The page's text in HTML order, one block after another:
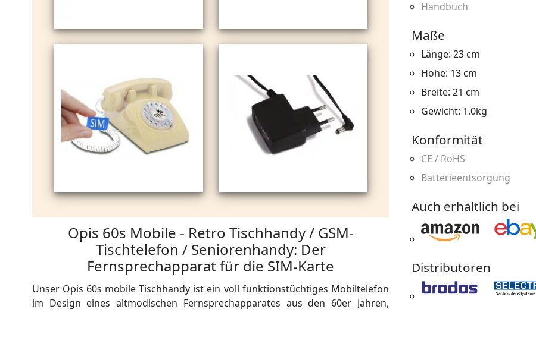
Opis 60s Mobile - Retro Tischhandy / GSM-
Tischtelefon / Seniorenhandy: Der
Fernsprechapparat für die SIM-Karte
Unser Opis 60s mobile Tischhandy ist ein voll funktionstüchtiges Mobiltelefon
im Design eines altmodischen Fernsprechapparates aus den 60er Jahren,
Handbuch
Maße
Länge: 23 cm
Höhe: 13 cm
Breite: 21 cm
Gewicht: 1.0kg
Konformität
CE / RoHS
Batterieentsorgung
Auch erhältlich bei
Distributoren